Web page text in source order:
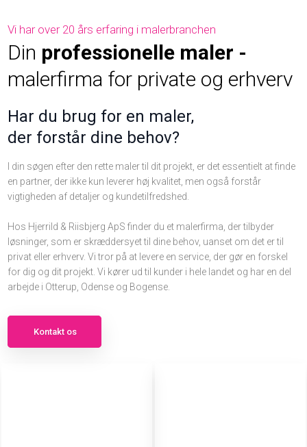
Vi har over 20 års erfaring i malerbranchen
Din professionelle maler -
​malerfirma for ​private og erhverv​
​​​Har du brug for en maler,
​der forstår dine behov?​
I din søgen efter den rette maler til dit projekt, er det essentielt at finde
en partner, der ikke kun leverer høj kvalitet, men også forstår
vigtigheden af detaljer og kundetilfredshed.
Hos Hjerrild & Riisbjerg ApS finder du et malerfirma, der tilbyder
løsninger, som er skræddersyet til dine behov, uanset om det er til
privat eller erhverv. Vi tror på at levere en service, der gør en forskel
for dig og dit projekt. Vi kører ud til kunder i hele landet og har en del
arbejde i Otterup, Odense og Bogense.​
Kontakt os​